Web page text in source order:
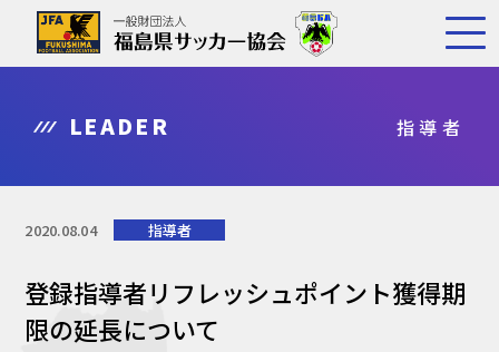
LEADER 指導者
2020.08.04 指導者
登録指導者リフレッシュポイント獲得期
限の延長について